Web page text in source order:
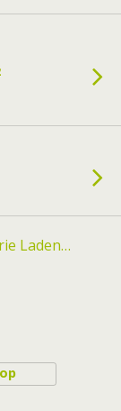
Laden…